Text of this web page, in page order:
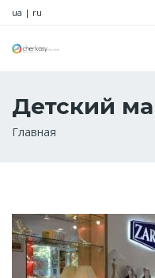
ua | ru
Детский
Строка
Главная